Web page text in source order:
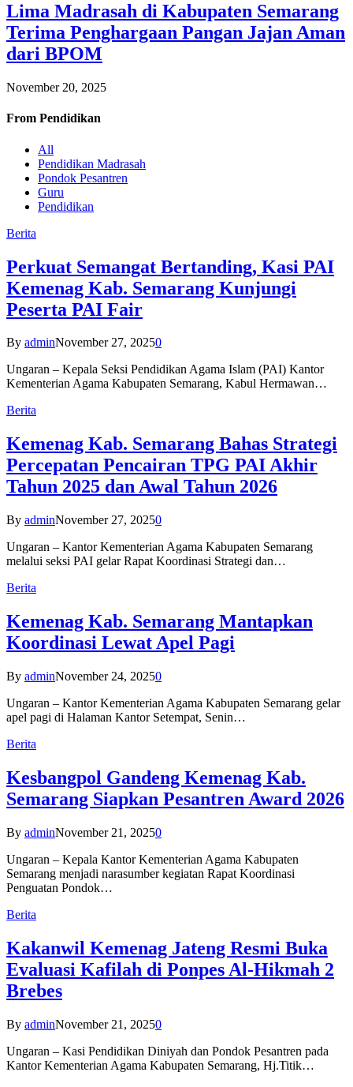
Lima Madrasah di Kabupaten Semarang
Terima Penghargaan Pangan Jajan Aman
dari BPOM
November 20, 2025
From Pendidikan
All
Pendidikan Madrasah
Pondok Pesantren
Guru
Pendidikan
Berita
Perkuat Semangat Bertanding, Kasi PAI
Kemenag Kab. Semarang Kunjungi
Peserta PAI Fair
By adminNovember 27, 20250
Ungaran – Kepala Seksi Pendidikan Agama Islam (PAI) Kantor
Kementerian Agama Kabupaten Semarang, Kabul Hermawan…
Berita
Kemenag Kab. Semarang Bahas Strategi
Percepatan Pencairan TPG PAI Akhir
Tahun 2025 dan Awal Tahun 2026
By adminNovember 27, 20250
Ungaran – Kantor Kementerian Agama Kabupaten Semarang
melalui seksi PAI gelar Rapat Koordinasi Strategi dan…
Berita
Kemenag Kab. Semarang Mantapkan
Koordinasi Lewat Apel Pagi
By adminNovember 24, 20250
Ungaran – Kantor Kementerian Agama Kabupaten Semarang gelar
apel pagi di Halaman Kantor Setempat, Senin…
Berita
Kesbangpol Gandeng Kemenag Kab.
Semarang Siapkan Pesantren Award 2026
By adminNovember 21, 20250
Ungaran – Kepala Kantor Kementerian Agama Kabupaten
Semarang menjadi narasumber kegiatan Rapat Koordinasi
Penguatan Pondok…
Berita
Kakanwil Kemenag Jateng Resmi Buka
Evaluasi Kafilah di Ponpes Al-Hikmah 2
Brebes
By adminNovember 21, 20250
Ungaran – Kasi Pendidikan Diniyah dan Pondok Pesantren pada
Kantor Kementerian Agama Kabupaten Semarang, Hj.Titik…